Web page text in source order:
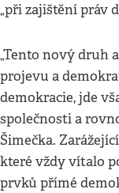
„při zajištění práv
„Tento nový druh
projevu a
demokracie, jde
společnosti a
Šimečka.
které vždy vítalo
prvků přímé